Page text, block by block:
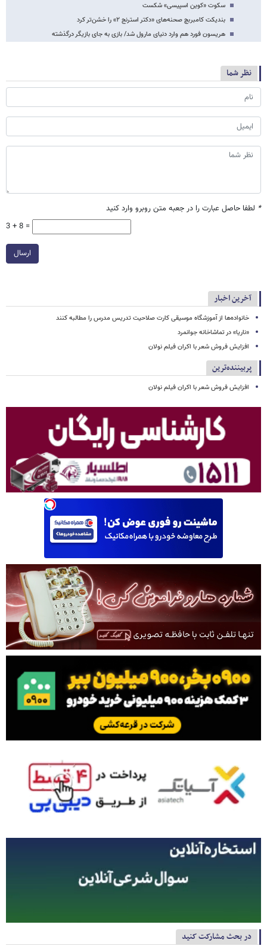
سکوت «کوین اسپیسی» شکست
بندیکت کامبربچ صحنه‌های «دکتر استرنج ۲» را خشن‌تر کرد
هریسون فورد هم وارد دنیای مارول شد/ بازی به جای بازیگر درگذشته
نظر شما
* لطفا حاصل عبارت را در جعبه متن روبرو وارد کنید
3 + 8 =
ارسال
آخرین اخبار
خانواده‌ها از آموزشگاه موسیقی کارت صلاحیت تدریس مدرس را مطالبه کنند
«ناریا» در تماشاخانه جوانمرد
افزایش فروش شعر با اکران فیلم نولان
پربیننده‌ترین
افزایش فروش شعر با اکران فیلم نولان
در بحث مشارکت کنید